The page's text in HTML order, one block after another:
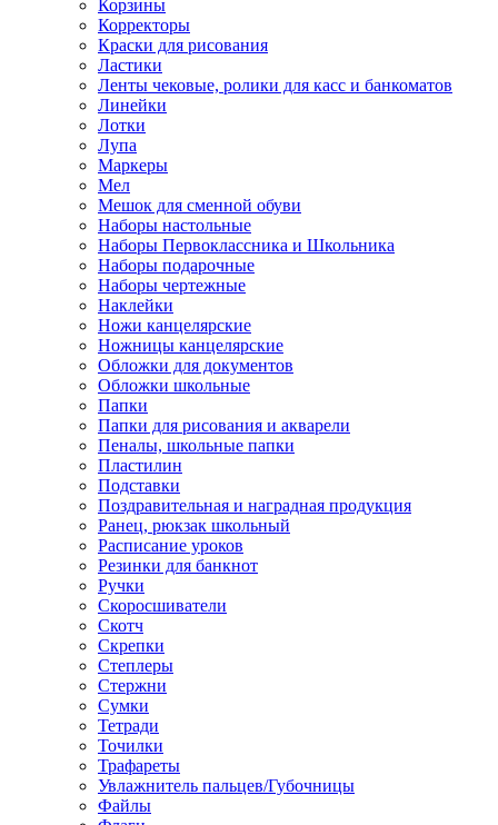
Корзины
Корректоры
Краски для рисования
Ластики
Ленты чековые, ролики для касс и банкоматов
Линейки
Лотки
Лупа
Маркеры
Мел
Мешок для сменной обуви
Наборы настольные
Наборы Первоклассника и Школьника
Наборы подарочные
Наборы чертежные
Наклейки
Ножи канцелярские
Ножницы канцелярские
Обложки для документов
Обложки школьные
Папки
Папки для рисования и акварели
Пеналы, школьные папки
Пластилин
Подставки
Поздравительная и наградная продукция
Ранец, рюкзак школьный
Расписание уроков
Резинки для банкнот
Ручки
Скоросшиватели
Скотч
Скрепки
Степлеры
Стержни
Сумки
Тетради
Точилки
Трафареты
Увлажнитель пальцев/Губочницы
Файлы